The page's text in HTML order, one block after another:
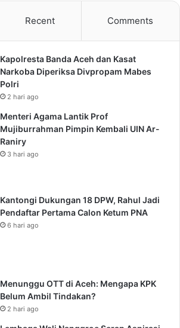
Recent Comments
Kapolresta Banda Aceh dan Kasat
Narkoba Diperiksa Divpropam Mabes
Polri
2 hari ago
Menteri Agama Lantik Prof
Mujiburrahman Pimpin Kembali UIN Ar-
Raniry
3 hari ago
Kantongi Dukungan 18 DPW, Rahul Jadi
Pendaftar Pertama Calon Ketum PNA
6 hari ago
Menunggu OTT di Aceh: Mengapa KPK
Belum Ambil Tindakan?
2 hari ago